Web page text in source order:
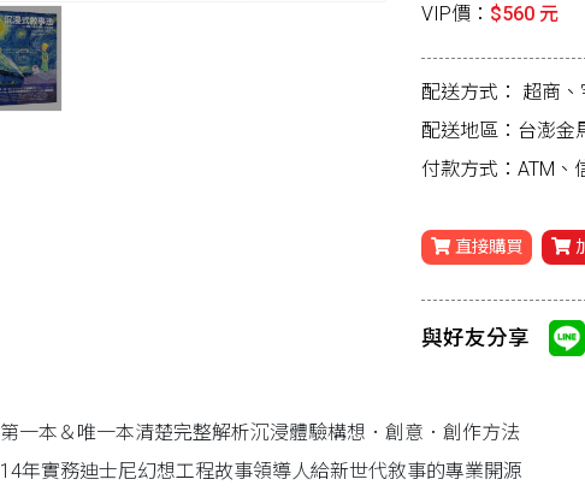
VIP價： $560 元
配送方式： 超商
配送地區：台澎金
付款方式：ATM、
直接購買
與好友分享
第一本＆唯一本清楚完整解析沉浸體驗構想．創意．創作方法
14年實務迪士尼幻想工程故事領導人給新世代敘事的專業開源